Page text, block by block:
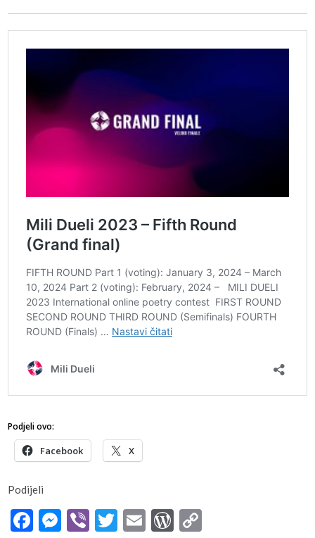
Podjeli ovo:
Facebook X
Podijeli
Facebook
Messenger
ViberTwitter
EmailWordPress